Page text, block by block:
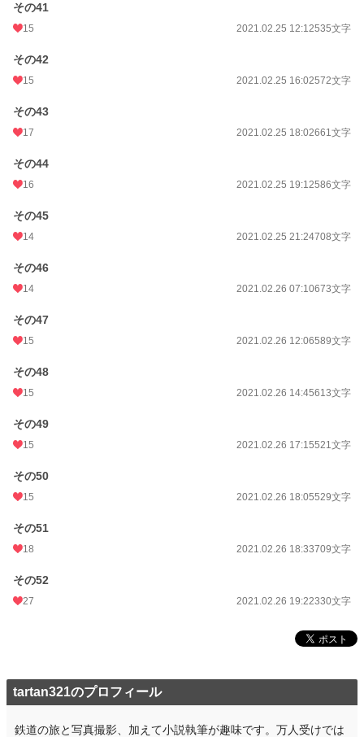
その41
15 2021.02.25 12:12535文字
その42
15 2021.02.25 16:02572文字
その43
17 2021.02.25 18:02661文字
その44
16 2021.02.25 19:12586文字
その45
14 2021.02.25 21:24708文字
その46
14 2021.02.26 07:10673文字
その47
15 2021.02.26 12:06589文字
その48
15 2021.02.26 14:45613文字
その49
15 2021.02.26 17:15521文字
その50
15 2021.02.26 18:05529文字
その51
18 2021.02.26 18:33709文字
その52
27 2021.02.26 19:22330文字
tartan321のプロフィール
鉄道の旅と写真撮影、加えて小説執筆が趣味です。万人受けでは